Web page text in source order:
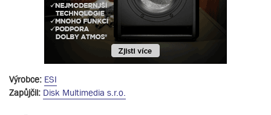
Výrobce: ESI
Zapůjčil: Disk Multimedia s.r.o.